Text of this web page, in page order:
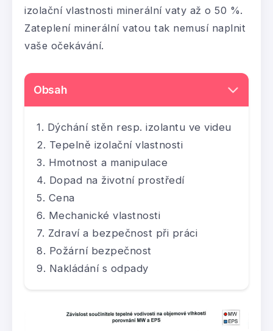
izolační vlastnosti minerální vaty až o 50 %.
Zateplení minerální vatou tak nemusí naplnit
vaše očekávání.
Obsah
Dýchání stěn resp. izolantu ve videu
Tepelně izolační vlastnosti
Hmotnost a manipulace
Dopad na životní prostředí
Cena
Mechanické vlastnosti
Zdraví a bezpečnost při práci
Požární bezpečnost
Nakládání s odpady